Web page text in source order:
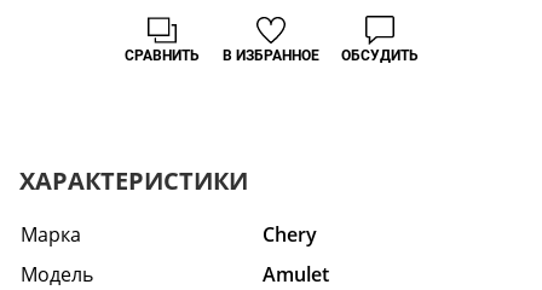
В ИЗБРАННОЕ
СРАВНИТЬ ОБСУДИТЬ
ХАРАКТЕРИСТИКИ
Марка
Chery
Модель
Amulet